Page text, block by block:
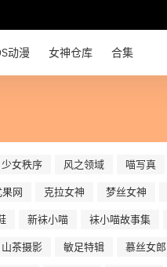
动漫 女神仓库 合集
少女秩序 风之领域 喵写真
网 克拉女神 梦丝女神
新袜小喵 袜小喵故事集
山茶摄影 敏足特辑 慕丝女郎